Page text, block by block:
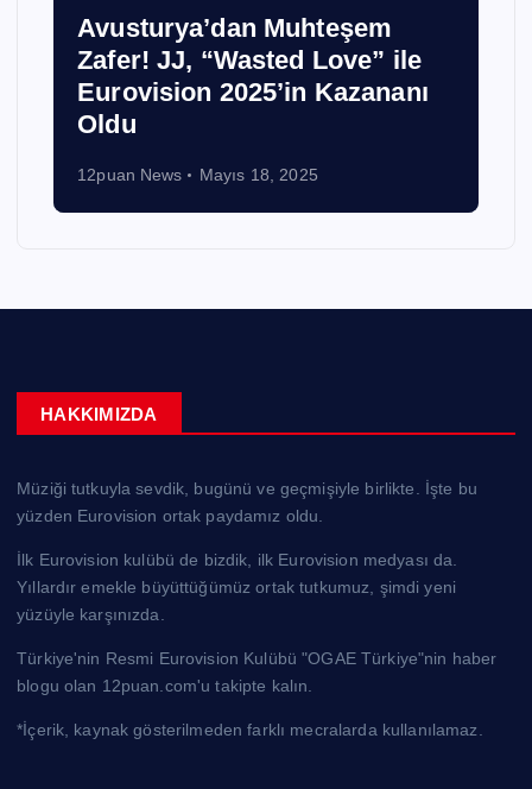
Avusturya’dan Muhteşem
Zafer! JJ, “Wasted Love” ile
Eurovision 2025’in Kazananı
Oldu
12puan News Mayıs 18, 2025
HAKKIMIZDA
Müziği tutkuyla sevdik, bugünü ve geçmişiyle birlikte. İşte bu
yüzden Eurovision ortak paydamız oldu.
İlk Eurovision kulübü de bizdik, ilk Eurovision medyası da.
Yıllardır emekle büyüttüğümüz ortak tutkumuz, şimdi yeni
yüzüyle karşınızda.
Türkiye'nin Resmi Eurovision Kulübü "OGAE Türkiye"nin haber
blogu olan 12puan.com'u takipte kalın.
*İçerik, kaynak gösterilmeden farklı mecralarda kullanılamaz.